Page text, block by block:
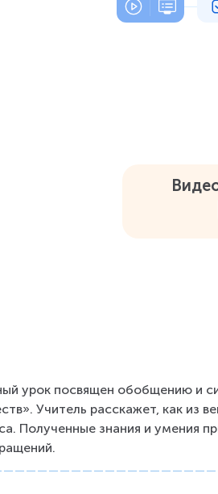
урок посвящен обобщению и
Учитель расскажет, как из
Полученные знания и умения